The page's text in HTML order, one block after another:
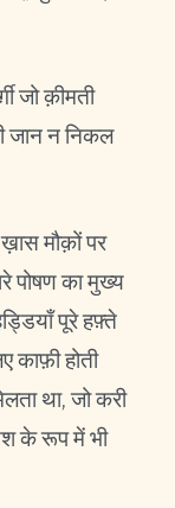
जो क़ीमती
जान न निकल
मौक़ों पर
पोषण का मुख्य
पूरे हफ़्ते
होती
था, जो करी
के रूप में भी